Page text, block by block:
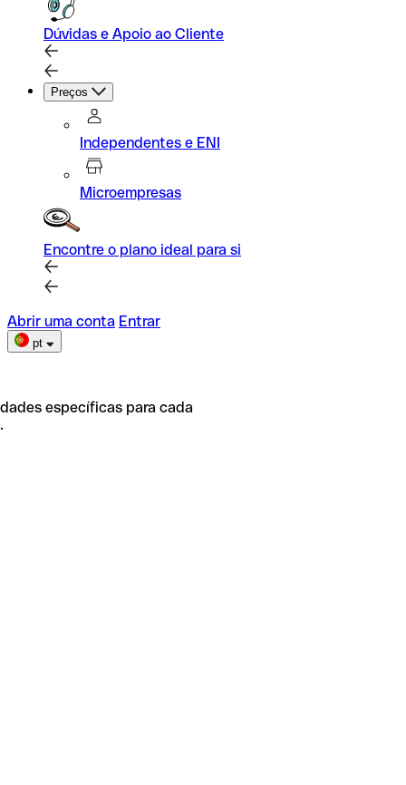
Dúvidas e Apoio ao Cliente
Preços
Independentes e ENI
Microempresas
Encontre o plano ideal para si
Abrir uma conta Entrar
pt
específicas para cada